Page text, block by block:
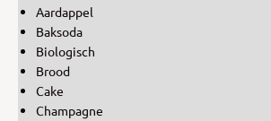
Aardappel
Baksoda
Biologisch
Brood
Cake
Champagne